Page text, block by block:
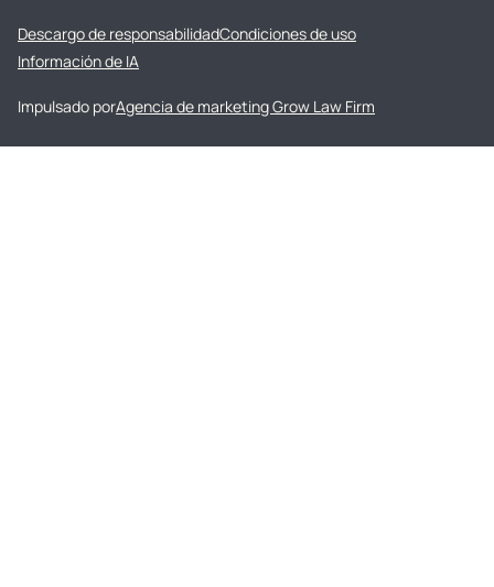
Descargo de responsabilidadCondiciones de uso
Información de IA
Impulsado porAgencia de marketing Grow Law Firm